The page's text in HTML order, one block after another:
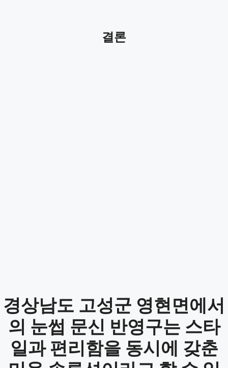
결론
경상남도 고성군 영현면에서
의 눈썹 문신 반영구는 스타
일과 편리함을 동시에 갖춘